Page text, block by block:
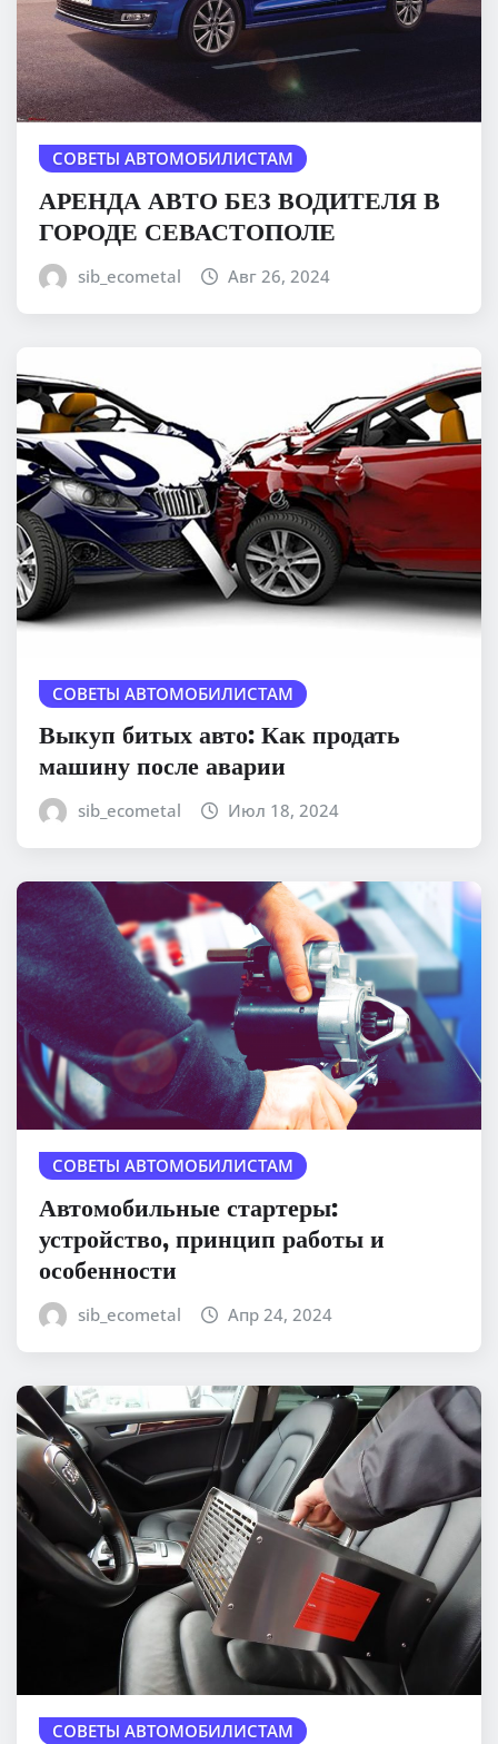
СОВЕТЫ АВТОМОБИЛИСТАМ
АРЕНДА АВТО БЕЗ ВОДИТЕЛЯ В
ГОРОДЕ СЕВАСТОПОЛЕ
sib_ecometal Авг 26, 2024
СОВЕТЫ АВТОМОБИЛИСТАМ
Выкуп битых авто: Как продать
машину после аварии
sib_ecometal Июл 18, 2024
СОВЕТЫ АВТОМОБИЛИСТАМ
Автомобильные стартеры:
устройство, принцип работы и
особенности
sib_ecometal Апр 24, 2024
СОВЕТЫ АВТОМОБИЛИСТАМ